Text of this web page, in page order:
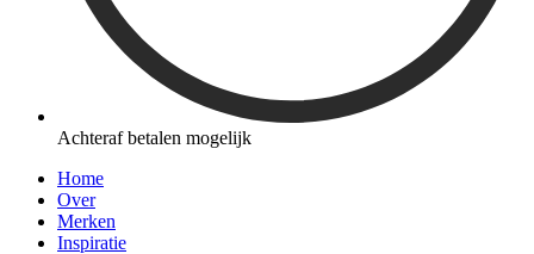
Achteraf betalen mogelijk
Home
Over
Merken
Inspiratie